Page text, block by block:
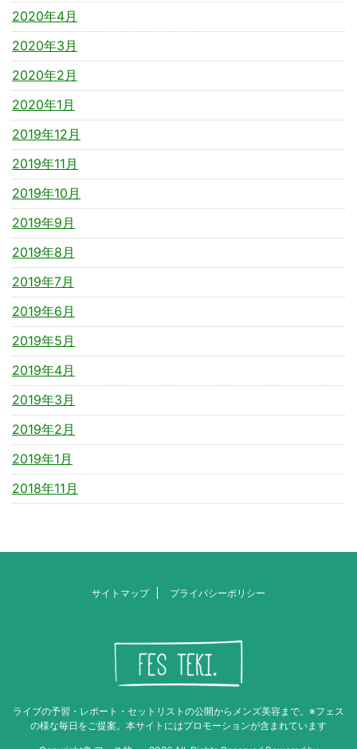
2020年4月
2020年3月
2020年2月
2020年1月
2019年12月
2019年11月
2019年10月
2019年9月
2019年8月
2019年7月
2019年6月
2019年5月
2019年4月
2019年3月
2019年2月
2019年1月
2018年11月
サイトマップ プライバシーポリシー
ライブの予習・レポート・セットリストの公開からメンズ美容まで。※フェス
の様な毎日をご提案。本サイトにはプロモーションが含まれています